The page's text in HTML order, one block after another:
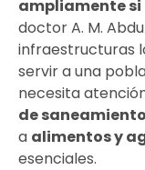
ampliamente
doctor A. M.
infraestructuras
servir a una
necesita
de
a alimentos y
esenciales.